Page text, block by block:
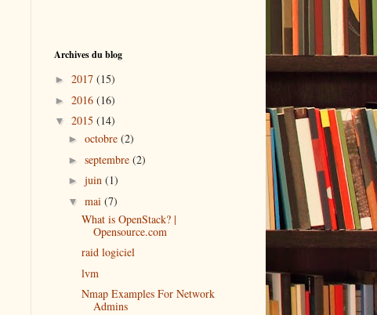
Archives du blog
► 2017 (15)
► 2016 (16)
▼ 2015 (14)
► octobre (2)
► septembre (2)
► juin (1)
▼ mai (7)
What is OpenStack? |
Opensource.com
raid logiciel
lvm
Nmap Examples For Network
Admins